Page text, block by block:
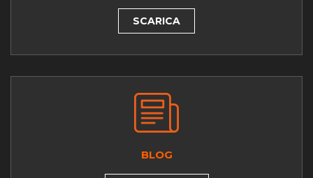
SCARICA
BLOG